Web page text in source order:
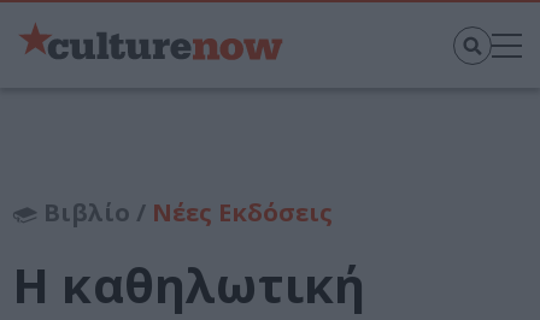
Βιβλίο / Νέες Εκδόσεις
Η καθηλωτική